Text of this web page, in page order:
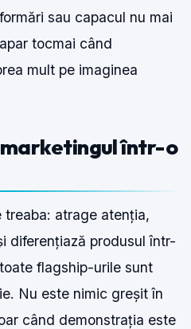
sau capacul nu mai
tocmai când
mult pe imaginea
marketingul într-o
treaba: atrage atenția,
diferențiază produsul într-
flagship-urile sunt
Nu este nimic greșit în
când demonstrația este